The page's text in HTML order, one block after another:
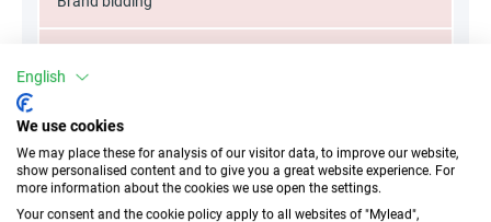
Typos
Comparison sites
English
We use cookies
We may place these for analysis of our visitor data, to improve our website,
show personalised content and to give you a great website experience. For
more information about the cookies we use open the settings.
Your consent and the cookie policy apply to all websites of "Mylead",